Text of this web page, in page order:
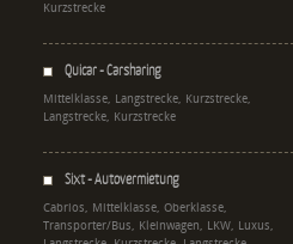
Kurzstrecke
Quicar - Carsharing
Mittelklasse, Langstrecke, Kurzstrecke,
Langstrecke, Kurzstrecke
Sixt - Autovermietung
Cabrios, Mittelklasse, Oberklasse,
Transporter/Bus, Kleinwagen, LKW, Luxus,